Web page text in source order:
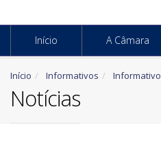
Início A Câmara
Início Informativos Informativo
Notícias